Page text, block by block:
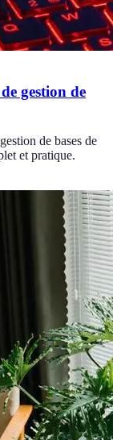
gestion de
de bases de
et pratique.